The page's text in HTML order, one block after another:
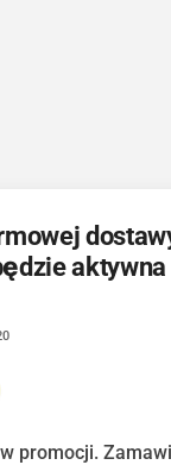
aktywna
promocji.